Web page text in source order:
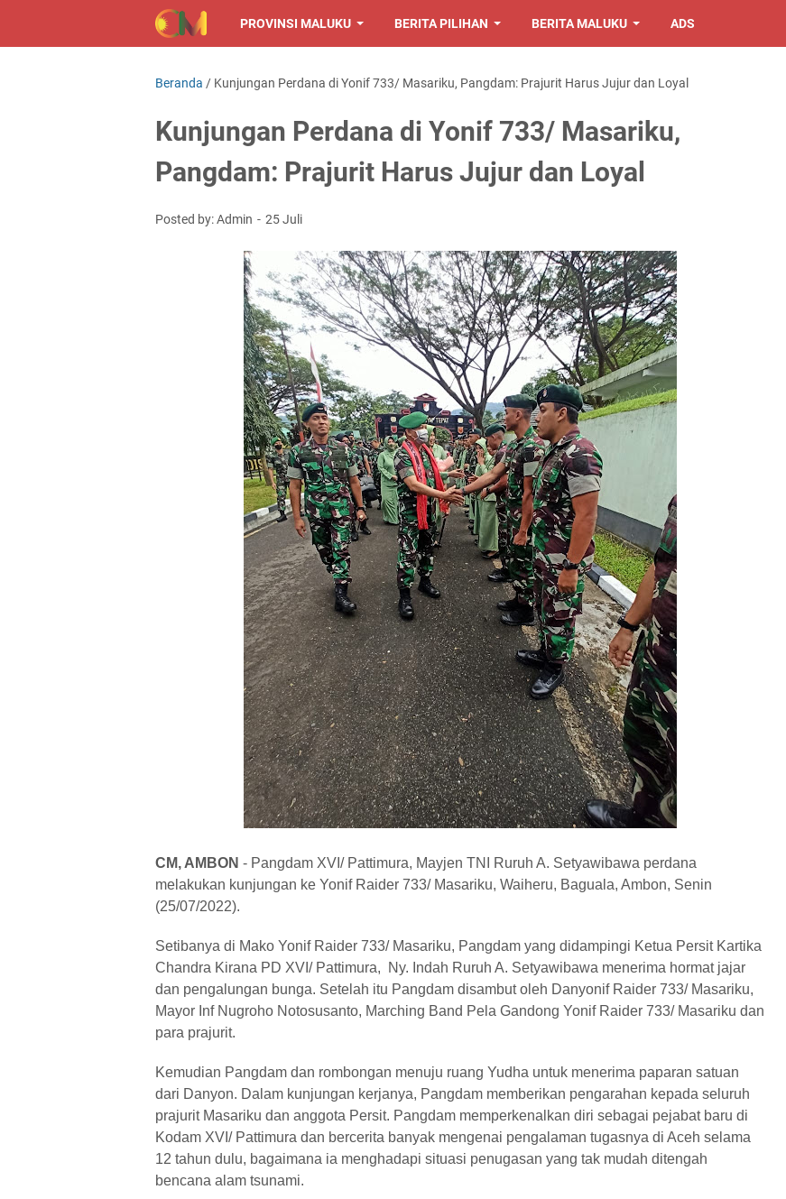
PROVINSI MALUKU BERITA PILIHAN BERITA MALUKU ADS
Beranda / Kunjungan Perdana di Yonif 733/ Masariku, Pangdam: Prajurit Harus Jujur dan Loyal
Kunjungan Perdana di Yonif 733/ Masariku,
Pangdam: Prajurit Harus Jujur dan Loyal
Posted by: Admin 25 Juli
CM, AMBON - Pangdam XVI/ Pattimura, Mayjen TNI Ruruh A. Setyawibawa perdana
melakukan kunjungan ke Yonif Raider 733/ Masariku, Waiheru, Baguala, Ambon, Senin
(25/07/2022).
Setibanya di Mako Yonif Raider 733/ Masariku, Pangdam yang didampingi Ketua Persit Kartika
Chandra Kirana PD XVI/ Pattimura, Ny. Indah Ruruh A. Setyawibawa menerima hormat jajar
dan pengalungan bunga. Setelah itu Pangdam disambut oleh Danyonif Raider 733/ Masariku,
Mayor Inf Nugroho Notosusanto, Marching Band Pela Gandong Yonif Raider 733/ Masariku dan
para prajurit.
Kemudian Pangdam dan rombongan menuju ruang Yudha untuk menerima paparan satuan
dari Danyon. Dalam kunjungan kerjanya, Pangdam memberikan pengarahan kepada seluruh
prajurit Masariku dan anggota Persit. Pangdam memperkenalkan diri sebagai pejabat baru di
Kodam XVI/ Pattimura dan bercerita banyak mengenai pengalaman tugasnya di Aceh selama
12 tahun dulu, bagaimana ia menghadapi situasi penugasan yang tak mudah ditengah
bencana alam tsunami.